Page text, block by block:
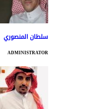
سلطان المنصوري
ADMINISTRATOR